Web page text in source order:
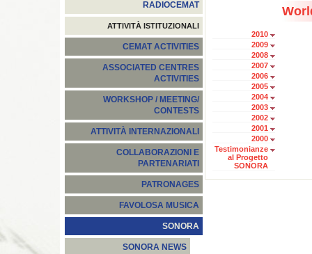
RADIOCEMAT
ATTIVITÀ ISTITUZIONALI
CEMAT ACTIVITIES
ASSOCIATED CENTRES
ACTIVITIES
WORKSHOP / MEETING/
CONTESTS
ATTIVITÀ INTERNAZIONALI
COLLABORAZIONI E
PARTENARIATI
PATRONAGES
FAVOLOSA MUSICA
SONORA
SONORA NEWS
2010
2009
2008
2007
2006
2005
2004
2003
2002
2001
2000
Testimonianze
al Progetto
SONORA